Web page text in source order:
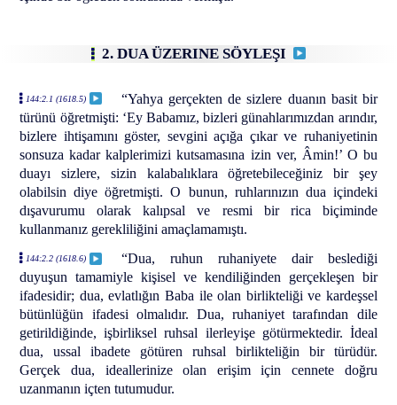
2. DUA ÜZERINE SÖYLEŞI
144:2.1 (1618.5)
“Yahya gerçekten de sizlere duanın basit bir
türünü öğretmişti: ‘Ey Babamız, bizleri günahlarımızdan arındır,
bizlere ihtişamını göster, sevgini açığa çıkar ve ruhaniyetinin
sonsuza kadar kalplerimizi kutsamasına izin ver, Âmin!’ O bu
duayı sizlere, sizin kalabalıklara öğretebileceğiniz bir şey
olabilsin diye öğretmişti. O bunun, ruhlarınızın dua içindeki
dışavurumu olarak kalıpsal ve resmi bir rica biçiminde
kullanmanız gerekliliğini amaçlamamıştı.
144:2.2 (1618.6)
“Dua, ruhun ruhaniyete dair beslediği
duyuşun tamamiyle kişisel ve kendiliğinden gerçekleşen bir
ifadesidir; dua, evlatlığın Baba ile olan birlikteliği ve kardeşsel
bütünlüğün ifadesi olmalıdır. Dua, ruhaniyet tarafından dile
getirildiğinde, işbirliksel ruhsal ilerleyişe götürmektedir. İdeal
dua, ussal ibadete götüren ruhsal birlikteliğin bir türüdür.
Gerçek dua, ideallerinize olan erişim için cennete doğru
uzanmanın içten tutumudur.